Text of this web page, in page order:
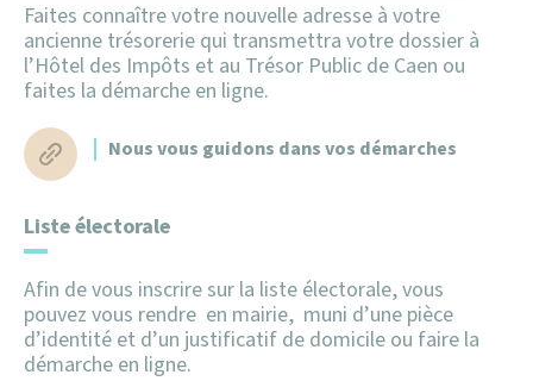
Faites connaître votre nouvelle adresse à votre
ancienne trésorerie qui transmettra votre dossier à
l’Hôtel des Impôts et au Trésor Public de Caen ou
faites la démarche en ligne.
Nous vous guidons dans vos démarches
Liste électorale
Afin de vous inscrire sur la liste électorale, vous
pouvez vous rendre en mairie, muni d’une pièce
d’identité et d’un justificatif de domicile ou faire la
démarche en ligne.